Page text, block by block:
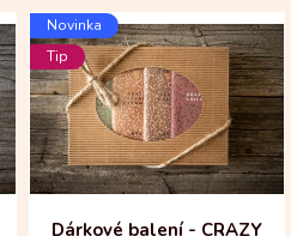
Novinka
Tip
Dárkové balení - CRAZY